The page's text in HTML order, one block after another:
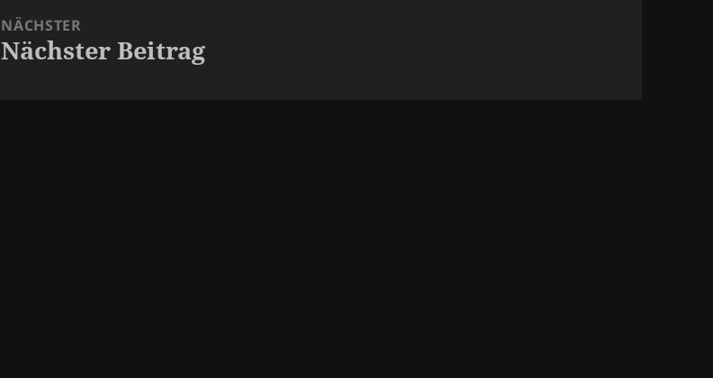
NÄCHSTER
Nächster
Nächster Beitrag